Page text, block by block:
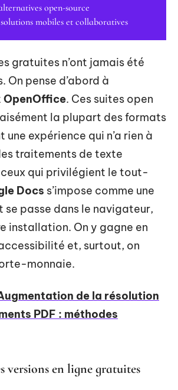
open-source
mobiles et collaboratives
gratuites n’ont jamais été
On pense d’abord à
OpenOffice. Ces suites open
la plupart des formats
expérience qui n’a rien à
traitements de texte
qui privilégient le tout-
Docs s’impose comme une
se passe dans le navigateur,
installation. On y gagne en
et, surtout, on
monnaie.
de la résolution
PDF : méthodes
versions en ligne gratuites